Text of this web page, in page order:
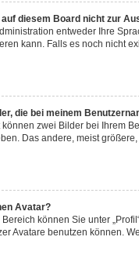
diesem Board nicht zur
entweder Ihre
kann. Falls es noch nicht
die bei meinem
können zwei Bilder bei Ihrem
Das andere, meist
Avatar?
Bereich können Sie unter
Avatare benutzen können.